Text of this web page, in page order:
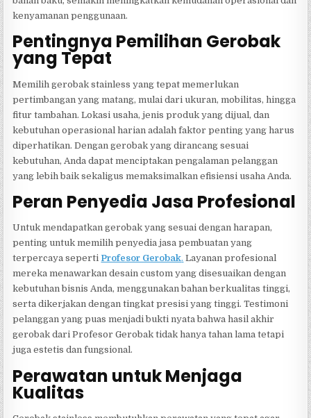
kenyamanan penggunaan.
Pentingnya Pemilihan Gerobak
yang Tepat
Memilih gerobak stainless yang tepat memerlukan
pertimbangan yang matang, mulai dari ukuran, mobilitas, hingga
fitur tambahan. Lokasi usaha, jenis produk yang dijual, dan
kebutuhan operasional harian adalah faktor penting yang harus
diperhatikan. Dengan gerobak yang dirancang sesuai
kebutuhan, Anda dapat menciptakan pengalaman pelanggan
yang lebih baik sekaligus memaksimalkan efisiensi usaha Anda.
Peran Penyedia Jasa Profesional
Untuk mendapatkan gerobak yang sesuai dengan harapan,
penting untuk memilih penyedia jasa pembuatan yang
terpercaya seperti Profesor Gerobak. Layanan profesional
mereka menawarkan desain custom yang disesuaikan dengan
kebutuhan bisnis Anda, menggunakan bahan berkualitas tinggi,
serta dikerjakan dengan tingkat presisi yang tinggi. Testimoni
pelanggan yang puas menjadi bukti nyata bahwa hasil akhir
gerobak dari Profesor Gerobak tidak hanya tahan lama tetapi
juga estetis dan fungsional.
Perawatan untuk Menjaga
Kualitas